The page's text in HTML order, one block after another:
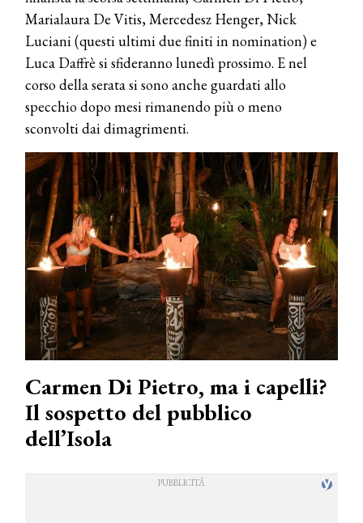
Marialaura De Vitis, Mercedesz Henger, Nick
Luciani (questi ultimi due finiti in nomination) e
Luca Daffrè si sfideranno lunedì prossimo. E nel
corso della serata si sono anche guardati allo
specchio dopo mesi rimanendo più o meno
sconvolti dai dimagrimenti.
Carmen Di Pietro, ma i capelli?
Il sospetto del pubblico
dell’Isola